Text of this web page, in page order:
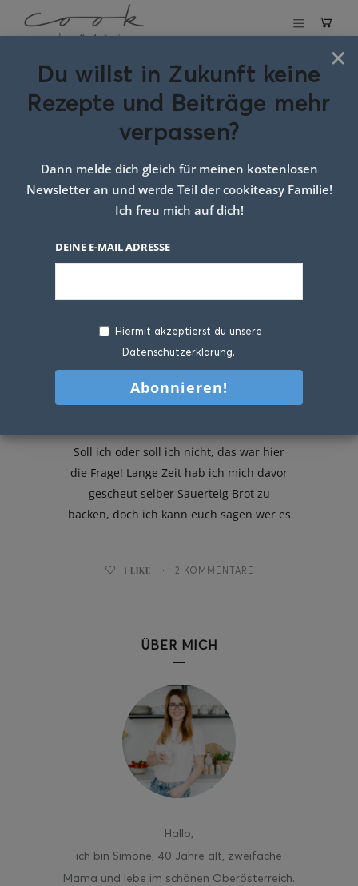
Schlagwort:
roggenbrot ohne
germ
Soll ich oder soll ich nicht, das war hier
die Frage! Lange Zeit hab ich mich davor
gescheut selber Sauerteig Brot zu
backen, doch ich kann euch sagen wer es
1 LIKE 2 KOMMENTARE
ÜBER MICH
Hallo,
ich bin Simone, 40 Jahre alt, zweifache
Mama und lebe im schönen Oberösterreich.
×
Du willst in Zukunft keine
Rezepte und Beiträge mehr
verpassen?
Dann melde dich gleich für meinen kostenlosen
Newsletter an und werde Teil der cookiteasy Familie!
Ich freu mich auf dich!
DEINE E-MAIL ADRESSE
Hiermit akzeptierst du unsere
Datenschutzerklärung.